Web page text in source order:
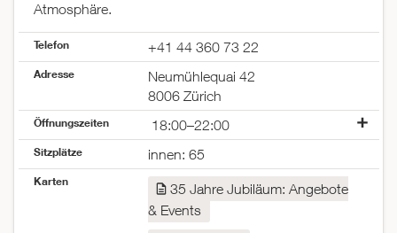
Atmosphäre.
Telefon +41 44 360 73 22
Adresse
Neumühlequai 42
8006 Zürich
Öffnungszeiten
18:00–22:00
Montag
Mittwoch
18:00–22:00
18:00–22:00
18:00–22:00
18:00–22:00
Sitzplätze innen: 65
Karten
35 Jahre Jubiläum: Angebote
& Events